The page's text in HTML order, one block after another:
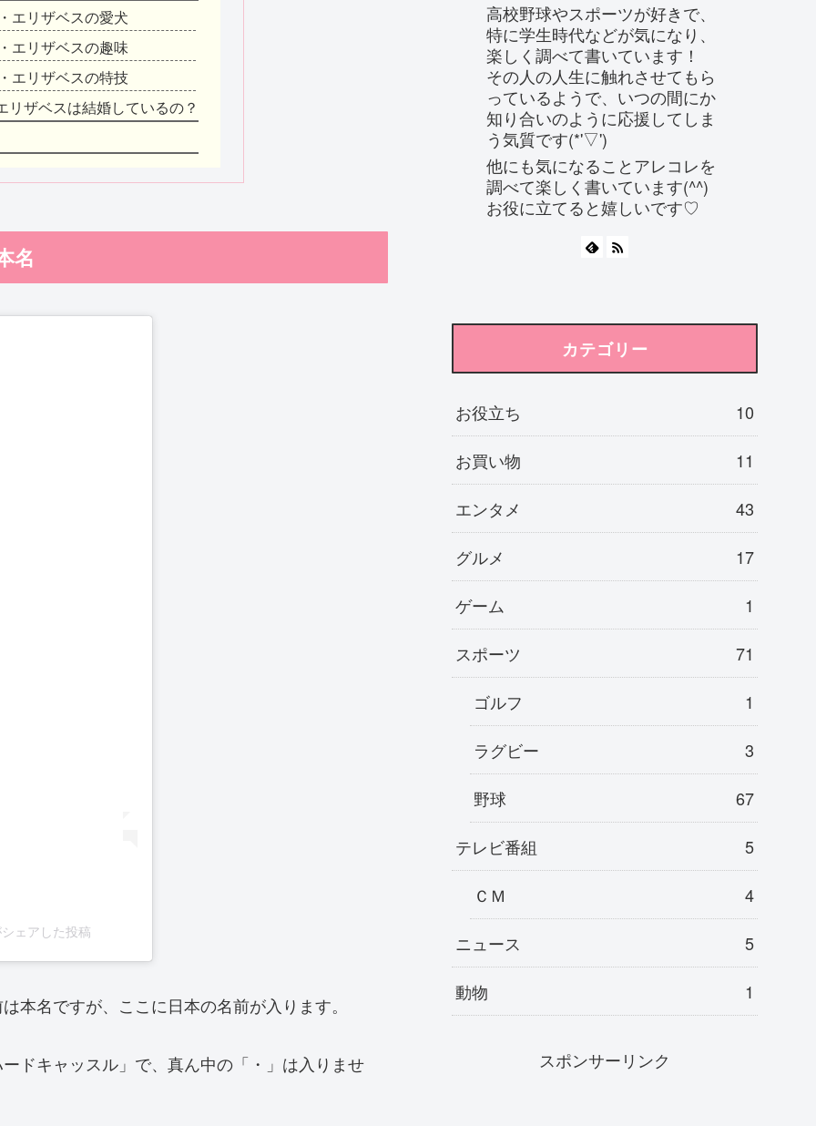
エリザベスの愛犬
エリザベスの趣味
エリザベスの特技
リザベスは結婚しているの？
名
ェアした投稿
本名ですが、ここに日本の名前が入ります。
ドキャッスル」で、真ん中の「・」は入りませ
高校野球やスポーツが好きで、
特に学生時代などが気になり、
楽しく調べて書いています！
その人の人生に触れさせてもら
っているようで、いつの間にか
知り合いのように応援してしま
う気質です(*'▽')
他にも気になることアレコレを
調べて楽しく書いています(^^)
お役に立てると嬉しいです♡
カテゴリー
お役立ち 10
お買い物 11
エンタメ 43
グルメ 17
ゲーム 1
スポーツ 71
ゴルフ 1
ラグビー 3
野球 67
テレビ番組 5
ＣＭ 4
ニュース 5
動物 1
スポンサーリンク